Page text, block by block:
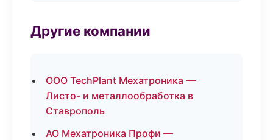
Другие компании
ООО TechPlant Мехатроника —
Листо- и металлообработка в
Ставрополь
АО Мехатроника Профи —